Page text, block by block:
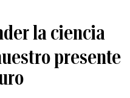
la ciencia
presente